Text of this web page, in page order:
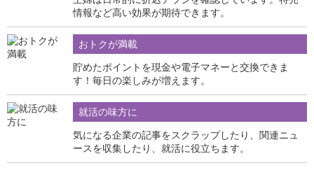
情報など高い効果が期待できます。
おトクが満載
貯めたポイントを現金や電子マネーと交換できま
す！毎日の楽しみが増えます。
就活の味方に
気になる企業の記事をスクラップしたり、関連ニュ
ースを収集したり、就活に役立ちます。